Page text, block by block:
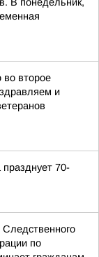
во второе
и
70-
по